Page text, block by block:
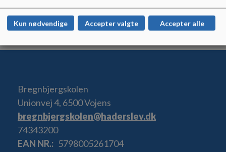
Afdelingsleder for junioruniverset, er pt. Anette Staub som
Bregnbjergskolen
Unionvej 4, 6500 Vojens
bregnbjergskolen@haderslev.dk
74343200
EAN NR.
5798005261704
Kun nødvendige Accepter valgte Accepter alle